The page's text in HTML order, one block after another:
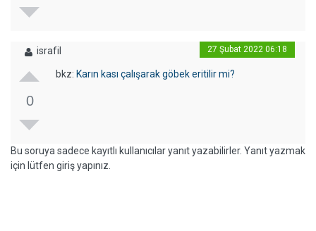
israfil 27 Şubat 2022 06:18
0
bkz: Karın kası çalışarak göbek eritilir mi?
Bu soruya sadece kayıtlı kullanıcılar yanıt yazabilirler. Yanıt yazmak
için lütfen giriş yapınız.